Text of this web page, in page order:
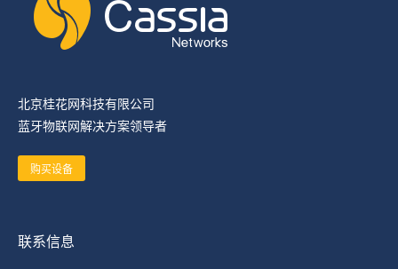
北京桂花网科技有限公司
蓝牙物联网解决方案领导者
购买设备
联系信息